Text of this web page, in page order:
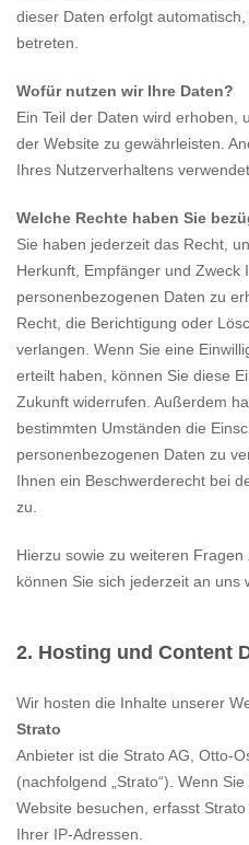
dieser Daten erfolgt
betreten.
Wofür nutzen wir Ihre Daten?
Ein Teil der Daten wird erhoben,
der Website zu gewährleisten.
Ihres Nutzerverhaltens
Welche Rechte haben Sie
Sie haben jederzeit das Recht,
Herkunft, Empfänger und Zweck
personenbezogenen Daten zu
Recht, die Berichtigung oder
verlangen. Wenn Sie eine
erteilt haben, können Sie diese
Zukunft widerrufen. Außerdem
bestimmten Umständen die
personenbezogenen Daten zu
Ihnen ein Beschwerderecht bei
zu.
Hierzu sowie zu weiteren
können Sie sich jederzeit an uns
2. Hosting und Content
Wir hosten die Inhalte unserer
Strato
Anbieter ist die Strato AG, Otto-
(nachfolgend „Strato“). Wenn
Website besuchen, erfasst
Ihrer IP-Adressen.